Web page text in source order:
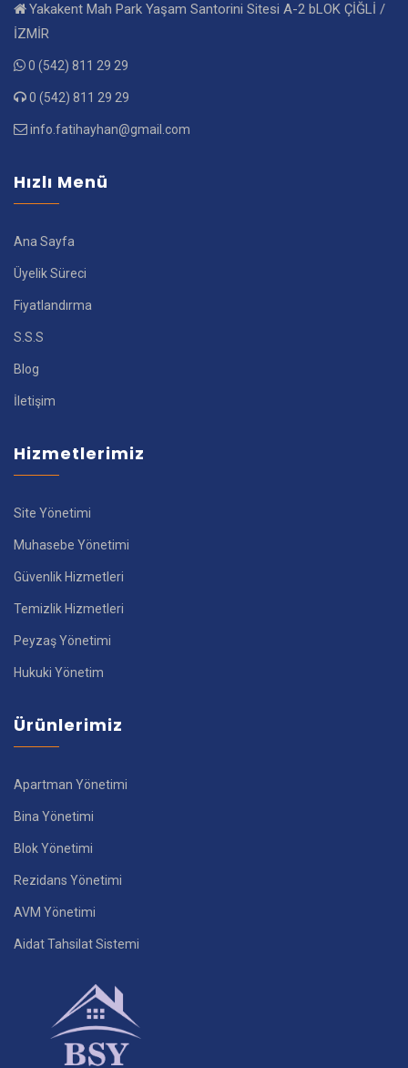
Yakakent Mah Park Yaşam Santorini Sitesi A-2 bLOK ÇİĞLİ /
İZMİR
0 (542) 811 29 29
0 (542) 811 29 29
info.fatihayhan@gmail.com
Hızlı Menü
Ana Sayfa
Üyelik Süreci
Fiyatlandırma
S.S.S
Blog
İletişim
Hizmetlerimiz
Site Yönetimi
Muhasebe Yönetimi
Güvenlik Hizmetleri
Temizlik Hizmetleri
Peyzaş Yönetimi
Hukuki Yönetim
Ürünlerimiz
Apartman Yönetimi
Bina Yönetimi
Blok Yönetimi
Rezidans Yönetimi
AVM Yönetimi
Aidat Tahsilat Sistemi